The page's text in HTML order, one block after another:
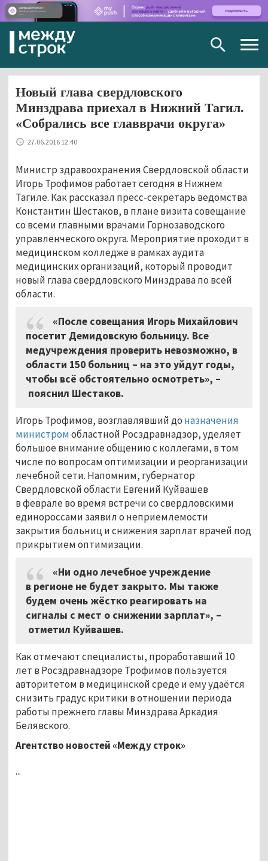
Новый глава свердловского
Минздрава приехал в Нижний Тагил.
«Собрались все главврачи округа»
27.06.2016 12:40
Министр здравоохранения Свердловской области
Игорь Трофимов работает сегодня в Нижнем
Тагиле. Как рассказал пресс-секретарь ведомства
Константин Шестаков, в плане визита совещание
со всеми главными врачами Горнозаводского
управленческого округа. Мероприятие проходит в
медицинском колледже в рамках аудита
медицинских организаций, который проводит
новый глава свердловского Минздрава по всей
области.
«После совещания Игорь Михайлович
посетит Демидовскую больницу. Все
медучреждения проверить невозможно, в
области 150 больниц – на это уйдут годы,
чтобы всё обстоятельно осмотреть», –
пояснил Шестаков.
Игорь Трофимов, возглавлявший до назначения
министромобластной Росздравнадзор, уделяет
большое внимание общению с коллегами, в том
числе по вопросам оптимизации и реорганизации
лечебной сети. Напомним, губернатор
Свердловской области Евгений Куйвашев
в феврале во время встречи со свердловскими
единороссами заявил о неприемлемости
закрытия больниц и снижения зарплат врачей под
прикрытием оптимизации.
«Ни одно лечебное учреждение
в регионе не будет закрыто. Мы также
будем очень жёстко реагировать на
сигналы с мест о снижении зарплат», –
отметил Куйвашев.
Как отмечают специалисты, проработавший 10
лет в Росздравнадзоре Трофимов пользуется
авторитетом в медицинской среде и ему удаётся
снизить градус критики в отношении периода
работы прежнего главы Минздрава Аркадия
Белявского.
Агентство новостей «Между строк»
...